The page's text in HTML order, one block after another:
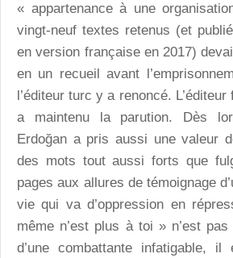
« appartenance à une
vingt-neuf textes retenus (et
en version française en 2017)
en un recueil avant
l’éditeur turc y a renoncé.
a maintenu la parution. Dès
Erdoğan a pris aussi une valeur
des mots tout aussi forts que
pages aux allures de témoignage
vie qui va d’oppression en
même n’est plus à toi » n’est
d’une combattante infatigable,